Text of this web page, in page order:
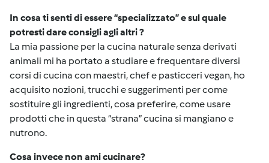
In cosa ti senti di essere “specializzato” e sul quale
potresti dare consigli agli altri ?
La mia passione per la cucina naturale senza derivati
animali mi ha portato a studiare e frequentare diversi
corsi di cucina con maestri, chef e pasticceri vegan, ho
acquisito nozioni, trucchi e suggerimenti per come
sostituire gli ingredienti, cosa preferire, come usare
prodotti che in questa “strana” cucina si mangiano e
nutrono.
Cosa invece non ami cucinare?